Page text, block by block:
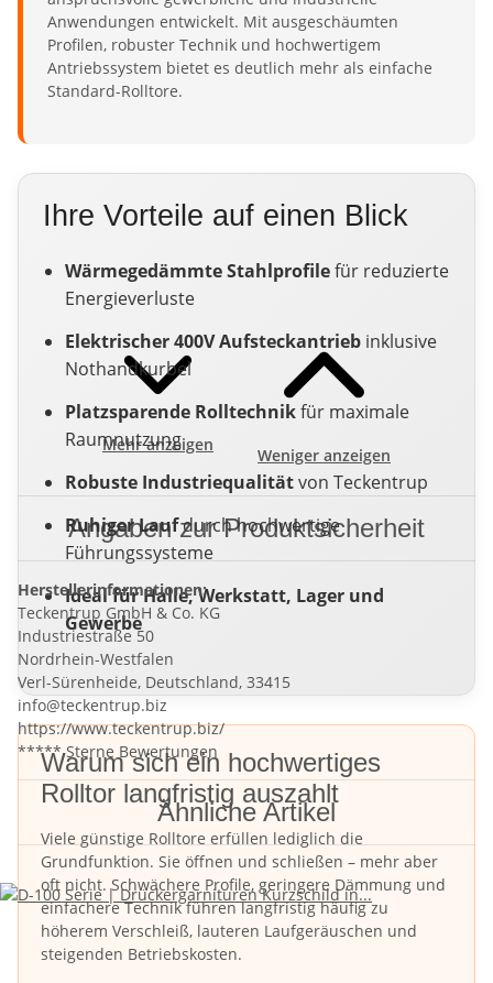
Anwendungen entwickelt. Mit ausgeschäumten
Profilen, robuster Technik und hochwertigem
Antriebssystem bietet es deutlich mehr als einfache
Standard-Rolltore.
Ihre Vorteile auf einen Blick
Wärmegedämmte Stahlprofilefür reduzierte
Energieverluste
Elektrischer 400V Aufsteckantrieb inklusive
Nothandkurbel
Platzsparende Rolltechnikfür maximale
Raumnutzung
Robuste Industriequalitätvon Teckentrup
Ruhiger Laufdurch hochwertige
Führungssysteme
Ideal für Halle, Werkstatt, Lager und
Gewerbe
Warum sich ein hochwertiges
Rolltor langfristig auszahlt
Viele günstige Rolltore erfüllen lediglich die
Grundfunktion. Sie öffnen und schließen – mehr aber
oft nicht. Schwächere Profile, geringere Dämmung und
einfachere Technik führen langfristig häufig zu
höherem Verschleiß, lauteren Laufgeräuschen und
steigenden Betriebskosten.
Mehr anzeigen
Weniger anzeigen
Angaben zur Produktsicherheit
Herstellerinformationen:
Teckentrup GmbH & Co. KG
Industriestraße 50
Nordrhein-Westfalen
Verl-Sürenheide, Deutschland, 33415
info@teckentrup.biz
https://www.teckentrup.biz/
***** Sterne Bewertungen
Ähnliche Artikel